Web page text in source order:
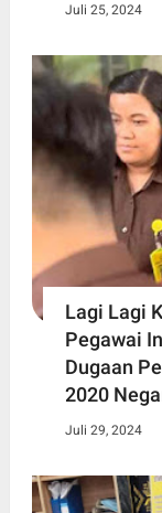
Juli 25, 2024
Lagi Lagi
Pegawai
Dugaan
2020
Juli 29, 2024